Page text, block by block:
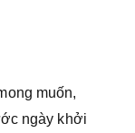
muốn,
ngày khởi